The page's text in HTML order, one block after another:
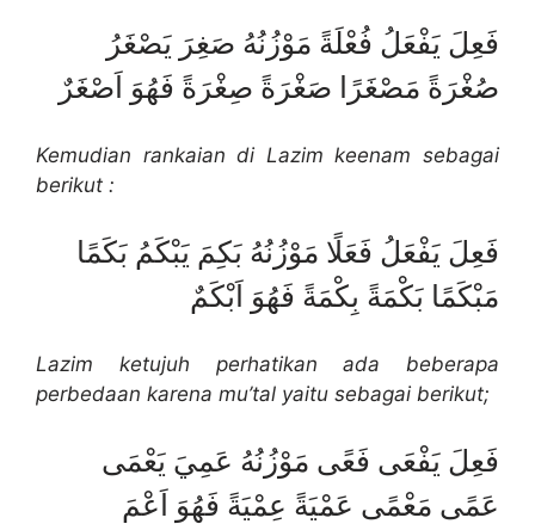
فَعِلَ يَفْعَلُ فُعْلَةً مَوْزُنُهُ صَغِرَ يَصْغَرُ
صُغْرَةً مَصْغَرًا صَغْرَةً صِغْرَةً فَهُوَ اَصْغَرٌ
Kemudian rankaian di Lazim keenam sebagai
berikut :
فَعِلَ يَفْعَلُ فَعَلًا مَوْزُنُهُ بَكِمَ يَبْكَمُ بَكَمًا
مَبْكَمًا بَكْمَةً بِكْمَةً فَهُوَ اَبْكَمٌ
Lazim ketujuh perhatikan ada beberapa
perbedaan karena mu’tal yaitu sebagai berikut;
فَعِلَ يَفْعَى فَعًى مَوْزُنُهُ عَمِيَ يَعْمَى
عَمًى مَعْمًى عَمْيَةً عِمْيَةً فَهُوَ اَعْمَ